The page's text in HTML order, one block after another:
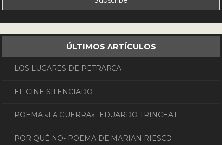
ÚLTIMOS ARTÍCULOS
LOS LUGARES DE PETRARCA
EL CINE SILENCIADO
POEMA «LA GUERRA»- EDUARDO TRINCHAT
POR QUÉ NO- POEMA DE MARIAN RIESCO